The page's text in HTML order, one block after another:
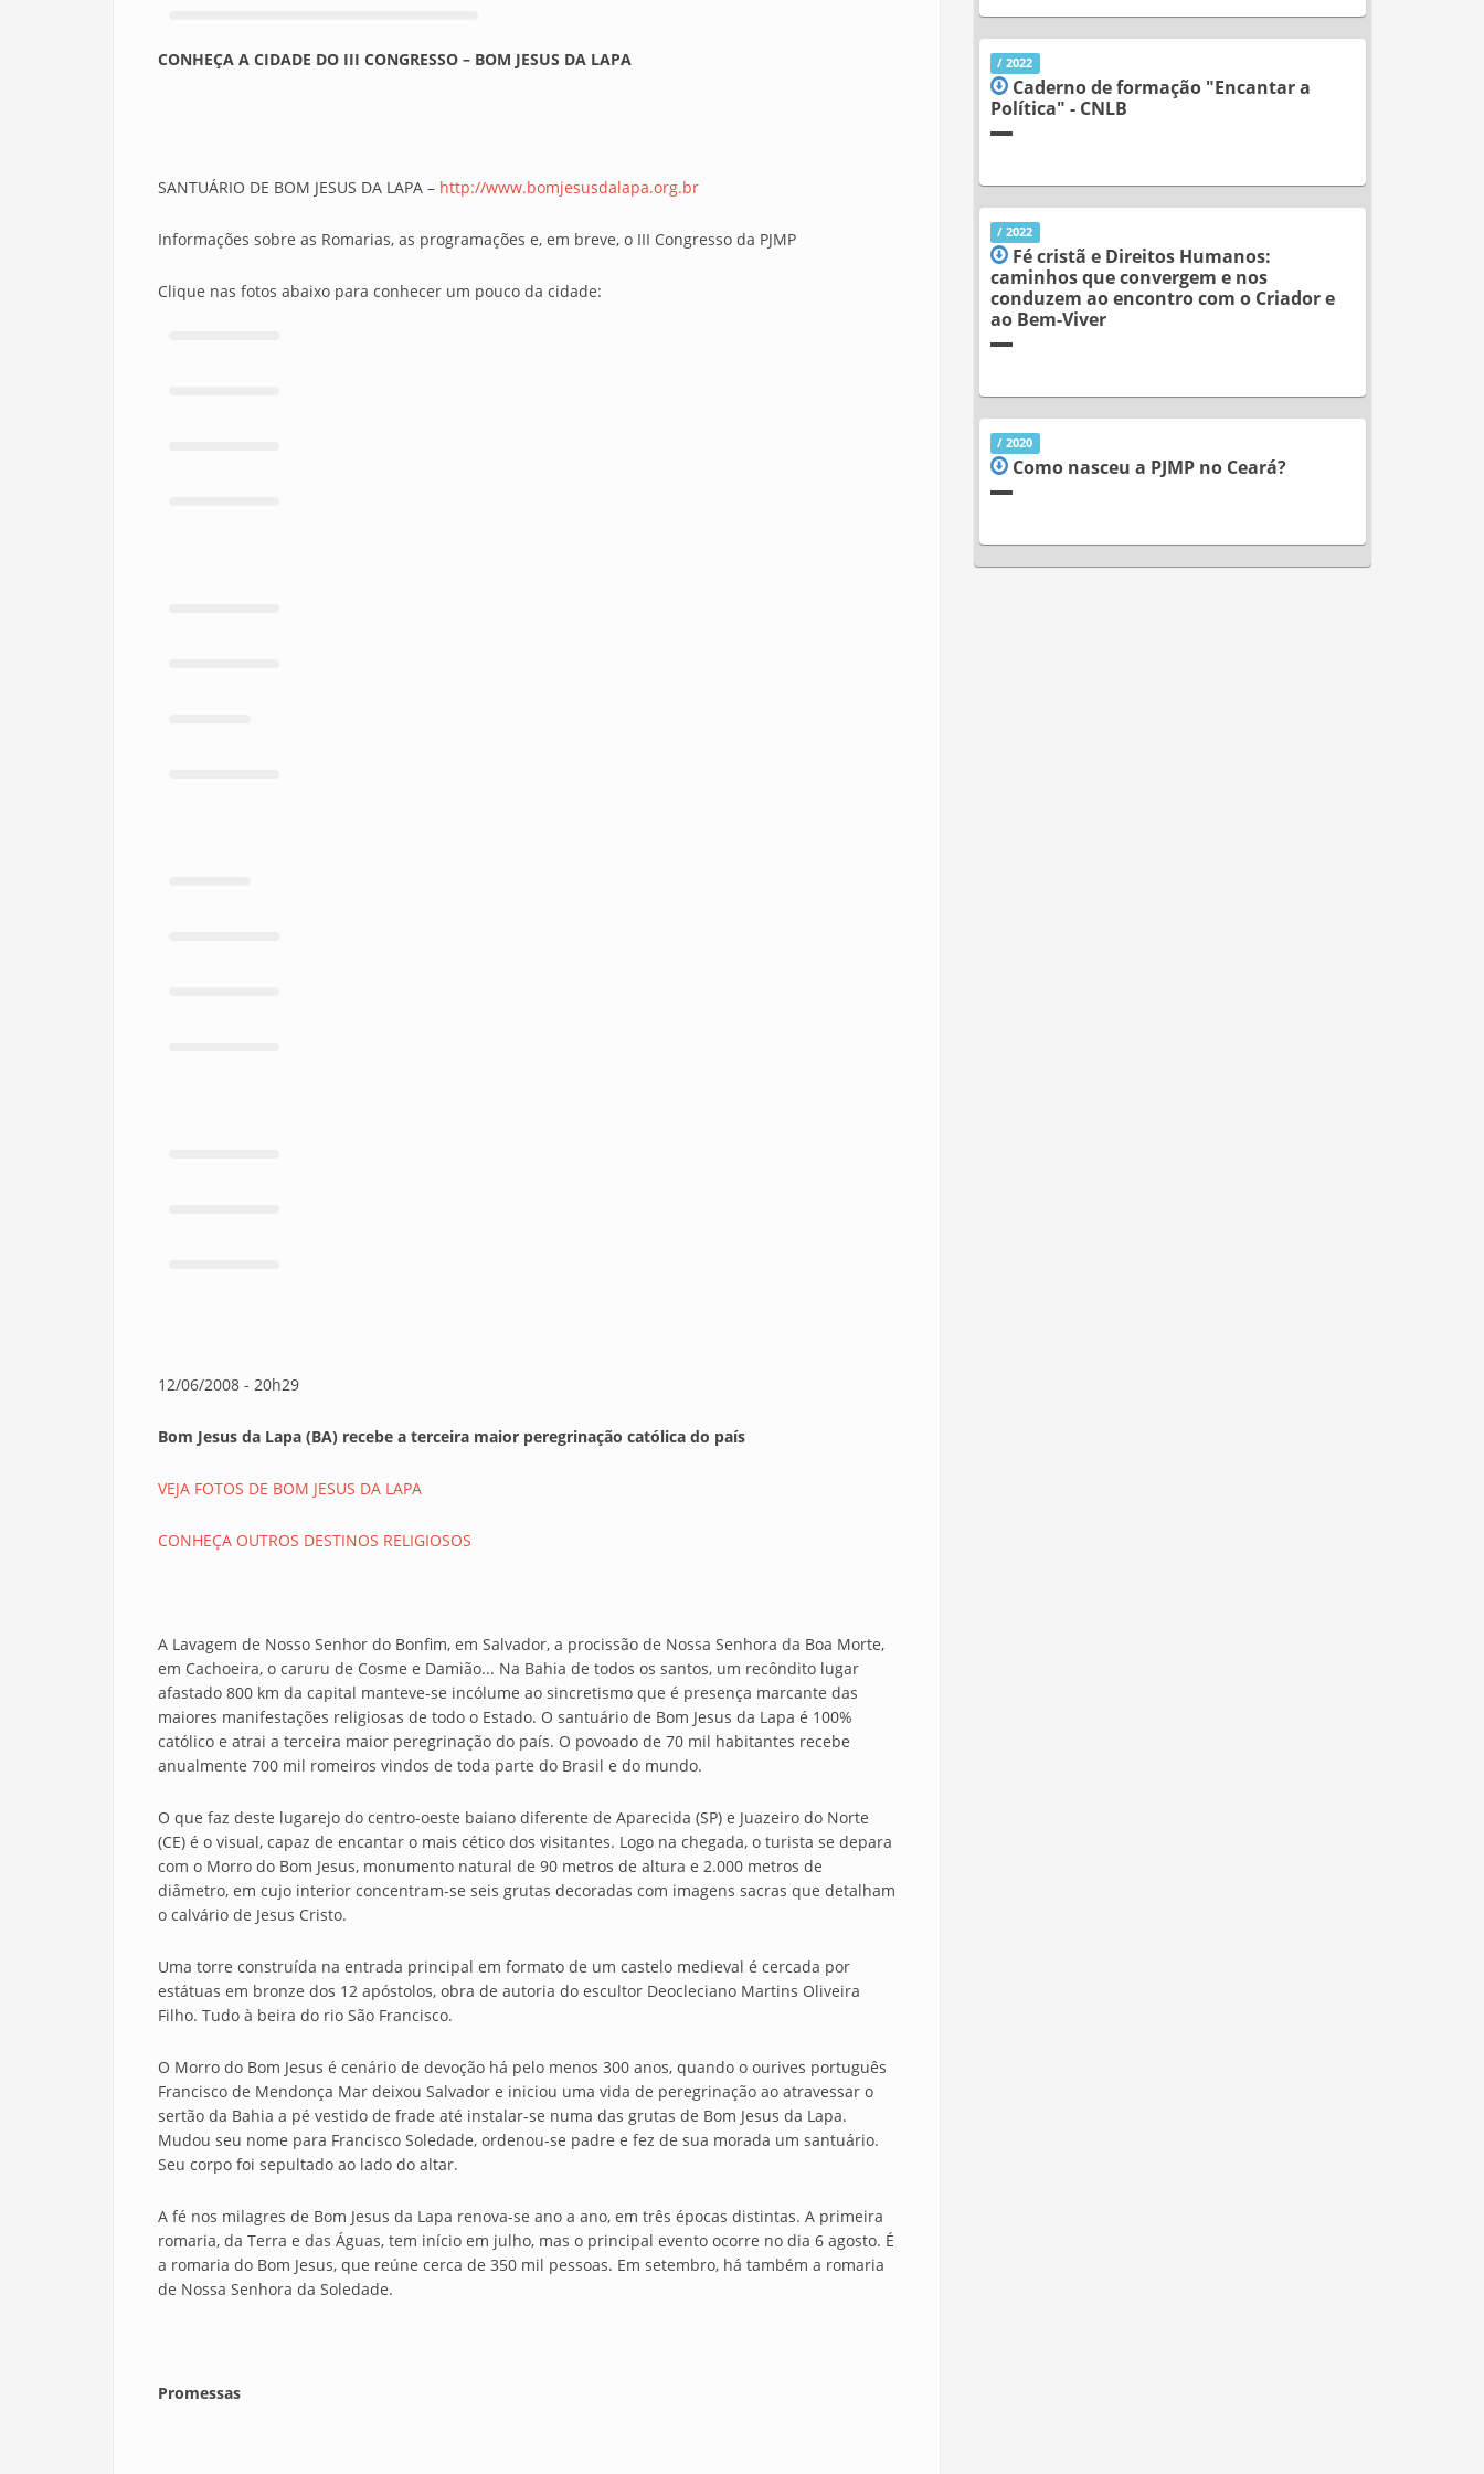
CONHEÇA A CIDADE DO III CONGRESSO – BOM JESUS DA LAPA
SANTUÁRIO DE BOM JESUS DA LAPA – http://www.bomjesusdalapa.org.br
Informações sobre as Romarias, as programações e, em breve, o III Congresso da PJMP
Clique nas fotos abaixo para conhecer um pouco da cidade:
12/06/2008 - 20h29
Bom Jesus da Lapa (BA) recebe a terceira maior peregrinação católica do país
VEJA FOTOS DE BOM JESUS DA LAPA
CONHEÇA OUTROS DESTINOS RELIGIOSOS
A Lavagem de Nosso Senhor do Bonfim, em Salvador, a procissão de Nossa Senhora da Boa Morte,
em Cachoeira, o caruru de Cosme e Damião... Na Bahia de todos os santos, um recôndito lugar
afastado 800 km da capital manteve-se incólume ao sincretismo que é presença marcante das
maiores manifestações religiosas de todo o Estado. O santuário de Bom Jesus da Lapa é 100%
católico e atrai a terceira maior peregrinação do país. O povoado de 70 mil habitantes recebe
anualmente 700 mil romeiros vindos de toda parte do Brasil e do mundo.
O que faz deste lugarejo do centro-oeste baiano diferente de Aparecida (SP) e Juazeiro do Norte
(CE) é o visual, capaz de encantar o mais cético dos visitantes. Logo na chegada, o turista se depara
com o Morro do Bom Jesus, monumento natural de 90 metros de altura e 2.000 metros de
diâmetro, em cujo interior concentram-se seis grutas decoradas com imagens sacras que detalham
o calvário de Jesus Cristo.
Uma torre construída na entrada principal em formato de um castelo medieval é cercada por
estátuas em bronze dos 12 apóstolos, obra de autoria do escultor Deocleciano Martins Oliveira
Filho. Tudo à beira do rio São Francisco.
O Morro do Bom Jesus é cenário de devoção há pelo menos 300 anos, quando o ourives português
Francisco de Mendonça Mar deixou Salvador e iniciou uma vida de peregrinação ao atravessar o
sertão da Bahia a pé vestido de frade até instalar-se numa das grutas de Bom Jesus da Lapa.
Mudou seu nome para Francisco Soledade, ordenou-se padre e fez de sua morada um santuário.
Seu corpo foi sepultado ao lado do altar.
A fé nos milagres de Bom Jesus da Lapa renova-se ano a ano, em três épocas distintas. A primeira
romaria, da Terra e das Águas, tem início em julho, mas o principal evento ocorre no dia 6 agosto. É
a romaria do Bom Jesus, que reúne cerca de 350 mil pessoas. Em setembro, há também a romaria
de Nossa Senhora da Soledade.
Promessas
/ 2022
Caderno de formação "Encantar a
Política" - CNLB
/ 2022
Fé cristã e Direitos Humanos:
caminhos que convergem e nos
conduzem ao encontro com o Criador e
ao Bem-Viver
/ 2020
Como nasceu a PJMP no Ceará?